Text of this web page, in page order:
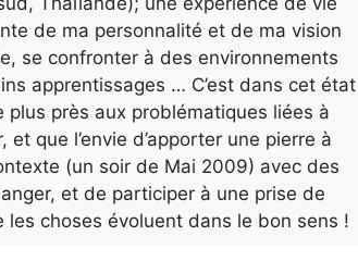
de ma personnalité et de ma vision
se confronter à des environnements
apprentissages … C’est dans cet état
plus près aux problématiques liées à
que l’envie d’apporter une pierre à
(un soir de Mai 2009) avec des
et de participer à une prise de
choses évoluent dans le bon sens !